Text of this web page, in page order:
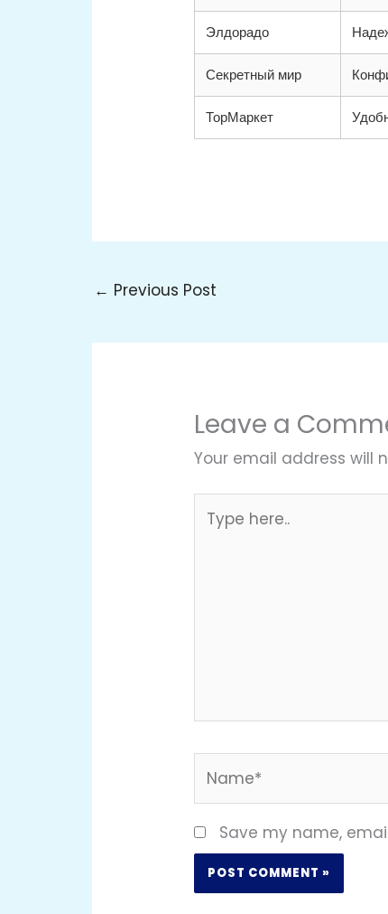
Элдорадо
Секретный мир
ТорМаркет
← Previous Post
Leave a
Your email address will
here..
Save my name,